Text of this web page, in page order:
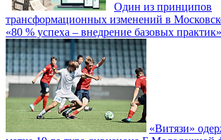
Один из принципов
трансформационных изменений в
«80 % успеха – внедрение базовых практик»
«Витязи»